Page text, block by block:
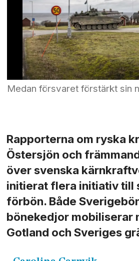
Medan försvaret förstärkt sin närvaro på Gotland har kristna mobiliserat bön för ön. Foto: Karl
Rapporterna om ryska
Östersjön och
över svenska
initierat flera initiativ till
förbön. Både
bönekedjor mobiliserar
Gotland och Sveriges